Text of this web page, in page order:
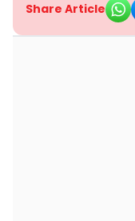
Share Article